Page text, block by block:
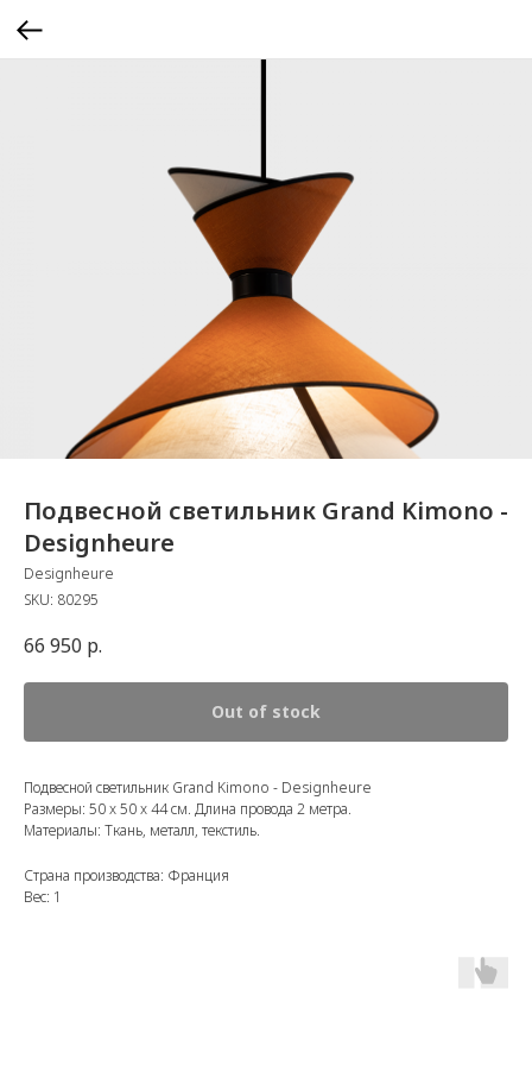
Подвесной светильник Grand Kimono -
Designheure
Designheure
SKU: 80295
66 950 р.
Out of stock
Подвесной светильник Grand Kimono - Designheure
Размеры: 50 x 50 x 44 см. Длина провода 2 метра.
Материалы: Ткань, металл, текстиль.
Страна производства: Франция
Вес: 1